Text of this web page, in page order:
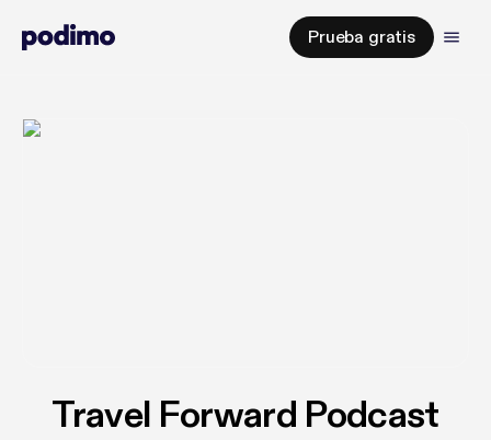
Prueba gratis
Travel Forward Podcast